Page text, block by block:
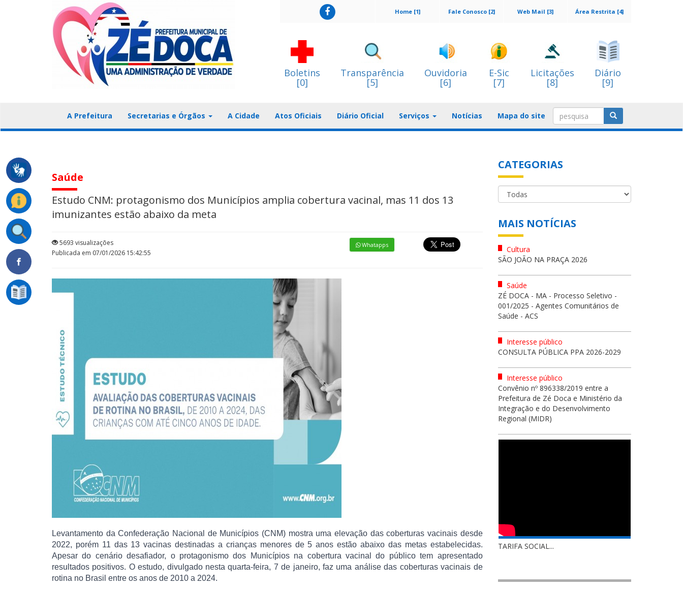
Área Restrita [4]
Web Mail [3]
Fale Conosco [2]
Home [1]
Boletins
[0]
Transparência
[5]
Ouvidoria
[6]
E-Sic
[7]
Licitações
[8]
Diário
[9]
A Prefeitura Secretarias e Órgãos A Cidade Atos Oficiais Diário Oficial Serviços Notícias Mapa do site
Saúde
Estudo CNM: protagonismo dos Municípios amplia cobertura vacinal, mas 11 dos 13
imunizantes estão abaixo da meta
5693 visualizações
Publicada em 07/01/2026 15:42:55
Whatapps
Levantamento da Confederação Nacional de Municípios (CNM) mostra uma elevação das coberturas vacinais desde
2022, porém 11 das 13 vacinas destinadas a crianças menores de 5 anos estão abaixo das metas estabelecidas.
Apesar do cenário desafiador, o protagonismo dos Municípios na cobertura vacinal do público tem apresentado
resultados positivos. O estudo, divulgado nesta quarta-feira, 7 de janeiro, faz uma análise das coberturas vacinais de
rotina no Brasil entre os anos de 2010 a 2024.
CATEGORIAS
MAIS NOTÍCIAS
Cultura
SÃO JOÃO NA PRAÇA 2026
Saúde
ZÉ DOCA - MA - Processo Seletivo -
001/2025 - Agentes Comunitários de
Saúde - ACS
Interesse público
CONSULTA PÚBLICA PPA 2026-2029
Interesse público
Convênio nº 896338/2019 entre a
Prefeitura de Zé Doca e Ministério da
Integração e do Desenvolvimento
Regional (MIDR)
TARIFA SOCIAL...